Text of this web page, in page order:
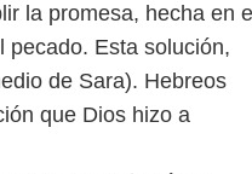
la promesa, hecha en el
pecado. Esta solución,
de Sara). Hebreos
que Dios hizo a